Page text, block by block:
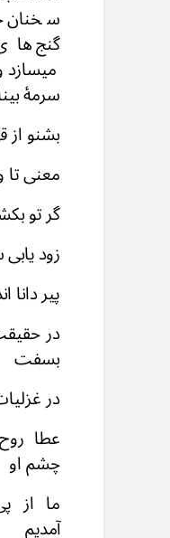
سخنان
گنج
سرمۀ
بشنو از
معنی تا
گر تو
زود
پیر
در
بسفت
در
عطا
چشم او
ما از
آمدیم